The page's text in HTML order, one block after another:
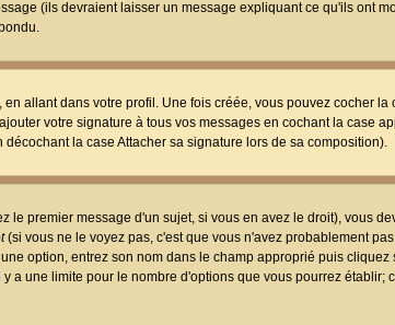
(ils devraient laisser un message expliquant ce qu'ils ont
allant dans votre profil. Une fois créée, vous pouvez cocher la
votre signature à tous vos messages en cochant la case
la case Attacher sa signature lors de sa composition).
le premier message d'un sujet, si vous en avez le droit), vous
(si vous ne le voyez pas, c'est que vous n'avez probablement
option, entrez son nom dans le champ approprié puis
une limite pour le nombre d'options que vous pourrez établir;